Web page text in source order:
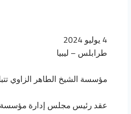
4 يوليو 2024
طرابلس – ليبيا
مؤسسة الشيخ الطاهر الزاوي
عقد رئيس مجلس إدارة مؤسسة